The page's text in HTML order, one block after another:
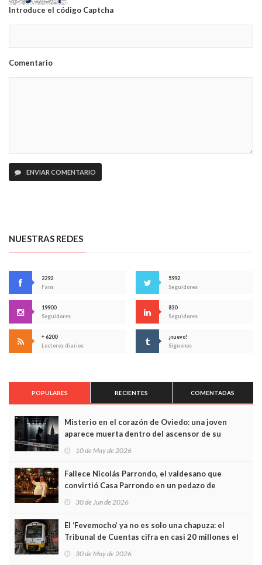
Introduce el código Captcha
Comentario
ENVIAR COMENTARIO
NUESTRAS REDES
2292
Fans
5992
Seguidores
19900
Seguidores
830
Seguidores
+ 6200
Lectores diarios
¡nuevo!
Síguenos
POPULARES RECIENTES COMENTADAS
Misterio en el corazón de Oviedo: una joven
aparece muerta dentro del ascensor de su
edificio y las cámaras captan sus últimos minutos
10 de May de 2026
Fallece Nicolás Parrondo, el valdesano que
convirtió Casa Parrondo en un pedazo de
Asturias en Madrid
30 de Jun de 2026
El ‘Fevemocho’ ya no es solo una chapuza: el
Tribunal de Cuentas cifra en casi 20 millones el
sobrecoste de los trenes que no cabían por los
30 de May de 2026